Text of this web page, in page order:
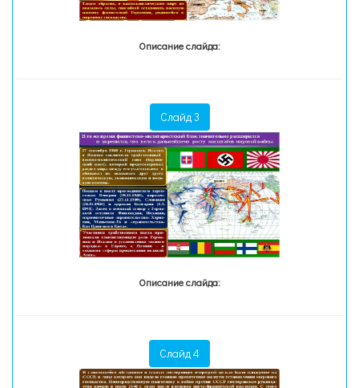
Описание слайда:
Слайд 3
Описание слайда:
Слайд 4